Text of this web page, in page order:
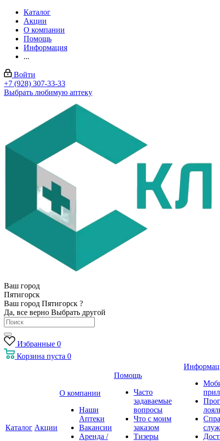
Каталог
Акции
О компании
Помощь
Информация
...
Войти
+7 (928) 307-33-33
Выбрать любимую аптеку
Ваш город
Пятигорск
Ваш город Пятигорск ?
Да, все верно Выбрать другой
Избранные 0
Корзина пуста 0
Каталог Акции
О компании
Наши
Аптеки
Вакансии
Аренда /
Помощь
Часто
задаваемые
вопросы
Что с моим
заказом
Тизеры